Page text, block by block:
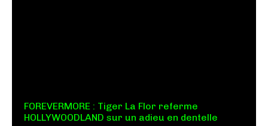
FOREVERMORE : Tiger La Flor referme
HOLLYWOODLAND sur un adieu en dentelle